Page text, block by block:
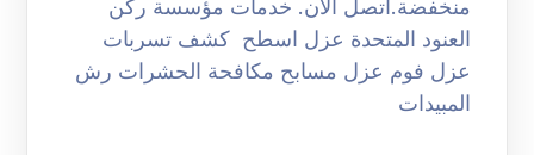
منخفضة.اتصل الان. خدمات مؤسسة ركن
العنود المتحدة عزل اسطح كشف تسربات
عزل فوم عزل مسابح مكافحة الحشرات رش
المبيدات